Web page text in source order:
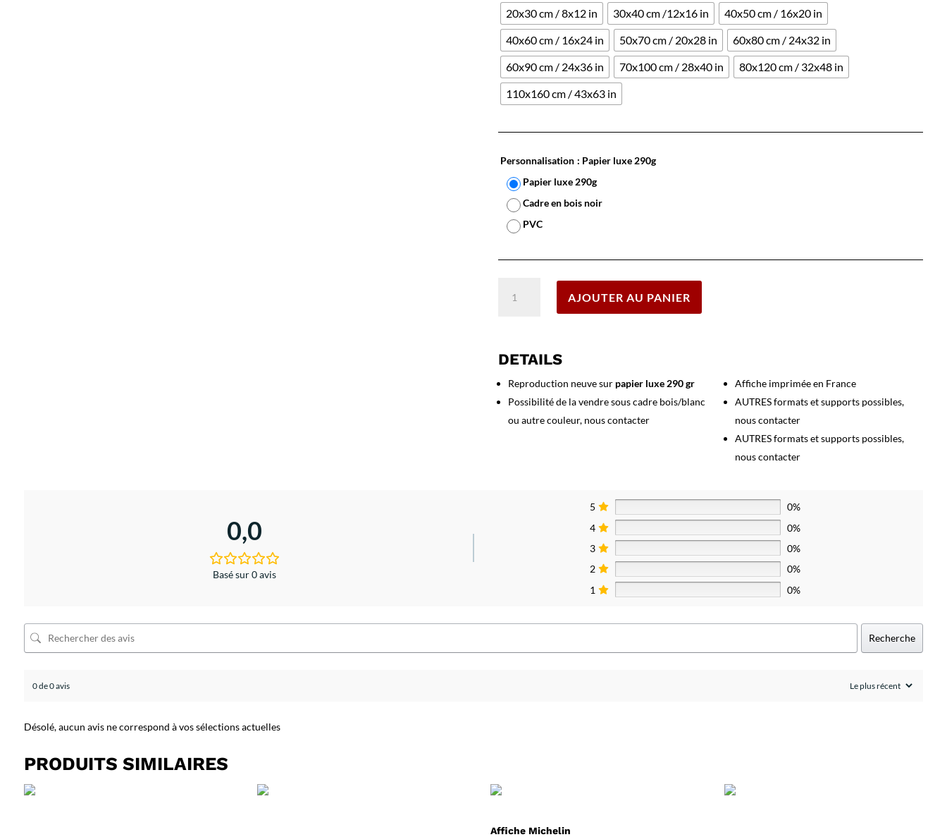
20x30 cm / 8x12 in 30x40 cm /12x16 in
40x50 cm / 16x20 in
40x60 cm / 16x24 in
50x70 cm / 20x28 in
60x80 cm / 24x32 in
60x90 cm / 24x36 in
70x100 cm / 28x40 in
80x120 cm / 32x48 in
110x160 cm / 43x63 in
Personnalisation : Papier luxe 290g
Papier luxe 290g
Cadre en bois noir
PVC
AJOUTER AU PANIER
DETAILS
Reproduction neuve sur papier luxe 290 gr
Possibilité de la vendre sous cadre bois/blanc
ou autre couleur, nous contacter
Affiche imprimée en France
AUTRES formats et supports possibles,
nous contacter
AUTRES formats et supports possibles,
nous contacter
0,0
Basé sur 0 avis
5
0%
4
0%
3
0%
2
0%
1
0%
Recherche
0 de 0 avis
Désolé, aucun avis ne correspond à vos sélections actuelles
PRODUITS SIMILAIRES
Affiche Michelin